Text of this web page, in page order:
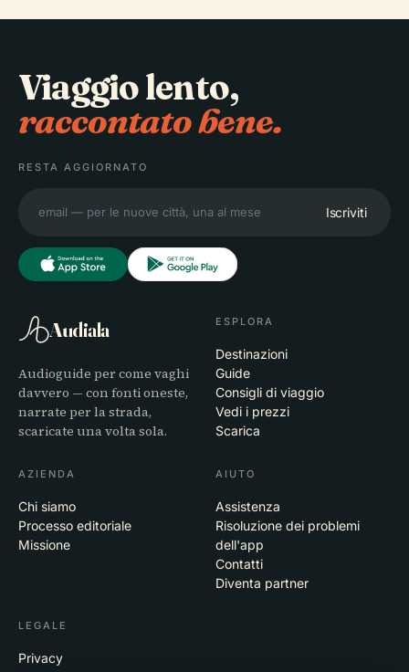
Viaggio lento,
raccontato bene.
RESTA AGGIORNATO
Iscriviti
Audiala
Audioguide per come vaghi
davvero — con fonti oneste,
narrate per la strada,
scaricate una volta sola.
ESPLORA
Destinazioni
Guide
Consigli di viaggio
Vedi i prezzi
Scarica
AZIENDA
Chi siamo
Processo editoriale
Missione
AIUTO
Assistenza
Risoluzione dei problemi
dell'app
Contatti
Diventa partner
LEGALE
Privacy